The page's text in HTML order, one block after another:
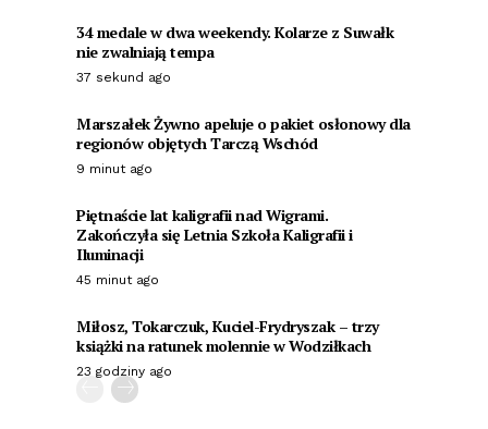
34 medale w dwa weekendy. Kolarze z Suwałk
nie zwalniają tempa
37 sekund ago
Marszałek Żywno apeluje o pakiet osłonowy dla
regionów objętych Tarczą Wschód
9 minut ago
Piętnaście lat kaligrafii nad Wigrami.
Zakończyła się Letnia Szkoła Kaligrafii i
Iluminacji
45 minut ago
Miłosz, Tokarczuk, Kuciel-Frydryszak – trzy
książki na ratunek molennie w Wodziłkach
23 godziny ago